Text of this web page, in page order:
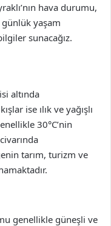
hava durumu,
yaşam
sunacağız.
altında
ise ılık ve yağışlı
30°C’nin
tarım, turizm ve
genellikle güneşli ve